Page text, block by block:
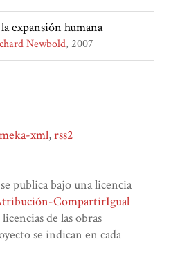
expansión humana
Newbold 2007
xml,rss2
publica bajo una licencia
CompartirIgual
licencias de las obras
se indican en cada